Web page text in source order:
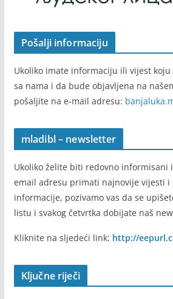
Pošalji informaciju
Ukoliko imate informaciju ili vijest
sa nama i da bude objavljena na
pošaljite na e-mail adresu:
mladibl – newsletter
Ukoliko želite biti redovno informisani
email adresu primati najnovije vijesti i
informacije, pozivamo vas da se
listu i svakog četvrtka dobijate naš
Kliknite na sljedeći link: http://
Ključne riječi